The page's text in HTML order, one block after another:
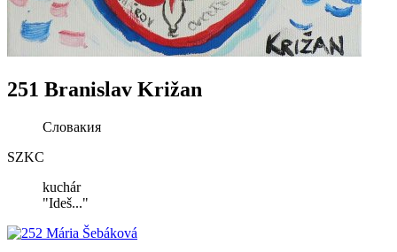
251 Branislav Križan
Словакия
SZKC
kuchár
"Ideš..."